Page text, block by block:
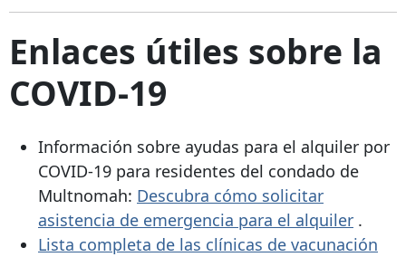
Enlaces útiles sobre la
COVID-19
Información sobre ayudas para el alquiler por
COVID-19 para residentes del condado de
Multnomah: Descubra cómo solicitar
asistencia de emergencia para el alquiler .
Lista completa de las clínicas de vacunación